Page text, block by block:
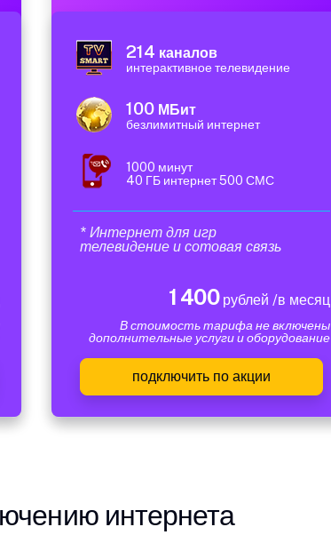
214 каналов
интерактивное телевидение
100 МБит
безлимитный интернет
1000 минут
40 ГБ интернет 500 СМС
* Интернет для игр
телевидение и сотовая связь
1 400рублей /в месяц
В стоимость тарифа не включены
дополнительные услуги и оборудование
подключить по акции
интернета